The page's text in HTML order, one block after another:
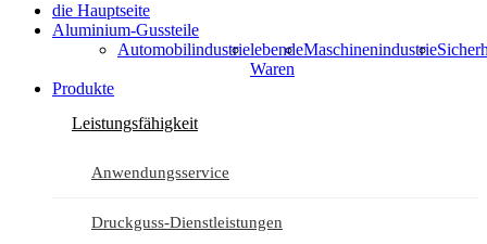
die Hauptseite
Aluminium-Gussteile
Automobilindustrielebende
Waren
Maschinenindustrie
Produkte
Leistungsfähigkeit
Anwendungsservice
Druckguss-Dienstleistungen